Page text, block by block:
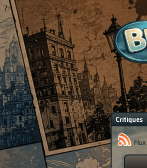
?>
Critiques
Flux